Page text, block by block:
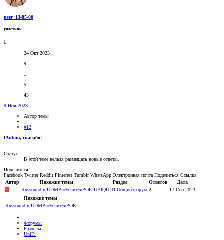
user_13-85-00
участник
24 Окт 2023
9
1
5
43
9 Ноя 2023
Автор темы
#12
fAntom, спасибо!
Статус
В этой теме нельзя размещать новые ответы.
Поделиться:
Facebook Twitter Reddit Pinterest Tumblr WhatsApp Электронная почта Поделиться Ссылка
Автор
Похожие темы Раздел Ответов
Дата
V
Russound и UDMPro+свитчиPOE UBIQUITI Общий форум 2
17 Сен 2023
Похожие темы
Russound и UDMPro+свитчиPOE
Форумы
Разделы
UniFi